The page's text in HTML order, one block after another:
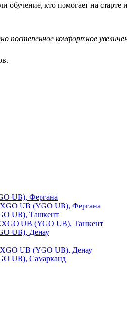
обучение, кто помогает на
комфортное
UB), Фергана
UB (YGO UB), Фергана
UB), Ташкент
UB (YGO UB), Ташкент
UB), Денау
UB (YGO UB), Денау
UB), Самарканд